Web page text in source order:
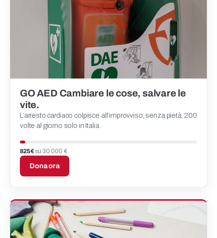
GO AED Cambiare le cose, salvare le
vite.
L’arresto cardiaco colpisce all’improvviso, senza pietà, 200
volte al giorno solo in Italia .
825 € su 30.000 €
Dona ora